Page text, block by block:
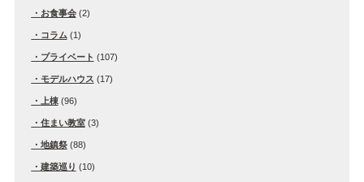
お食事会(2)
コラム (1)
プライベート (107)
モデルハウス (17)
上棟(96)
住まい教室(3)
地鎮祭(88)
建築巡り (10)